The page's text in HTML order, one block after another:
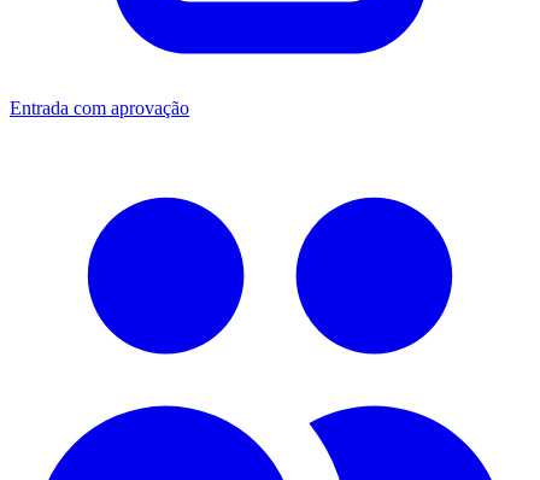
Entrada com aprovação